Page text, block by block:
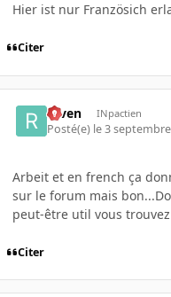
Hier ist nur Französich
Citer
raven INpactien
Posté(e) le 3
Arbeit et en french ça
sur le forum mais
peut-être util vous trouvez
Citer